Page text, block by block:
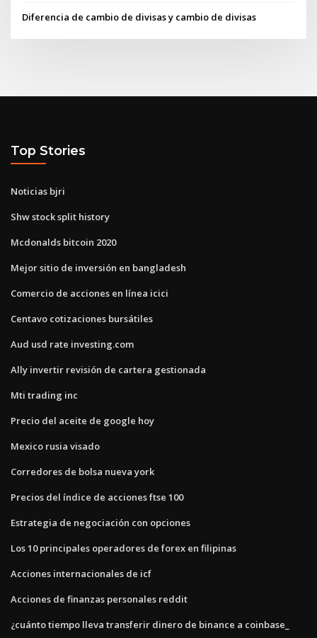
Diferencia de cambio de divisas y cambio de divisas
Top Stories
Noticias bjri
Shw stock split history
Mcdonalds bitcoin 2020
Mejor sitio de inversión en bangladesh
Comercio de acciones en línea icici
Centavo cotizaciones bursátiles
Aud usd rate investing.com
Ally invertir revisión de cartera gestionada
Mti trading inc
Precio del aceite de google hoy
Mexico rusia visado
Corredores de bolsa nueva york
Precios del índice de acciones ftse 100
Estrategia de negociación con opciones
Los 10 principales operadores de forex en filipinas
Acciones internacionales de icf
Acciones de finanzas personales reddit
¿cuánto tiempo lleva transferir dinero de binance a coinbase_